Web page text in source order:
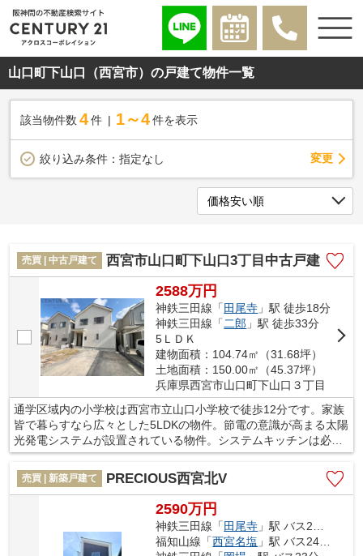
山口町下山口（西宮市）の戸建て物件一覧
該当物件数 4件 1～4 件を表示
絞り込み条件： 指定なし 変更
売買 | 中古戸建て 西宮市山口町下山口3丁目中古戸建
2588万円
神鉄三田線「 田尾寺 」駅 徒歩18分
神鉄三田線「 二郎 」駅 徒歩33分
5ＬＤＫ
建物面積：104.74㎡（31.68坪）
土地面積：150.00㎡（45.37坪）
兵庫県西宮市山口町下山口３丁目
通学区域内の小学校は西宮市立山口小学校で徒歩12分です。家族
皆で暮らすなら広々とした5LDKの物件。節電の意識が高まる太陽
光発電システムが設置されている物件。システムキッチンは必要
な物が組み込まれているため、すぐ調理できます。一戸建てを探
すのであれば、当社スタッフがお手伝いいたします。西宮市の神
鉄三田線田尾寺周辺にある不動産のことならお任せ下さい。
売買 | 新築戸建て PRECIOUS西宮北V
2590万円
神鉄三田線「 田尾寺 」駅 バス2分 「下山口（西宮市）」 停歩4分
福知山線「西宮名塩 」駅 バス24分 「下山口（西宮市）」 停歩5分